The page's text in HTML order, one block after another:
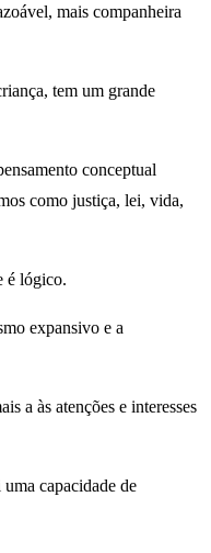
mais companheira
tem um grande
conceptual
como justiça, lei, vida,
é lógico.
expansivo e a
a às atenções e interesses
capacidade de